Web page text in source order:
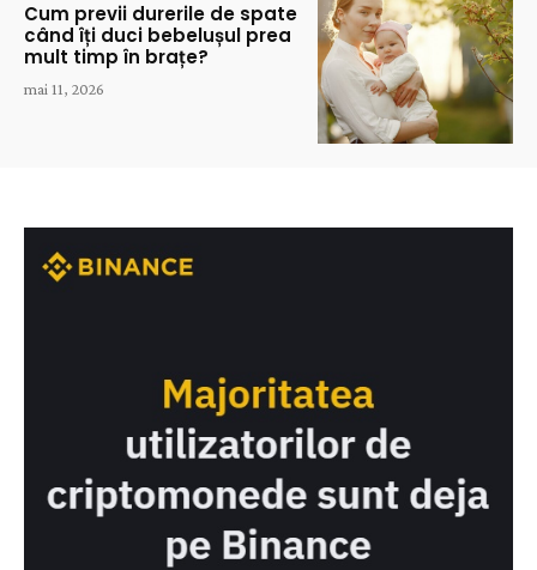
Cum previi durerile de spate
când îți duci bebelușul prea
mult timp în brațe?
mai 11, 2026